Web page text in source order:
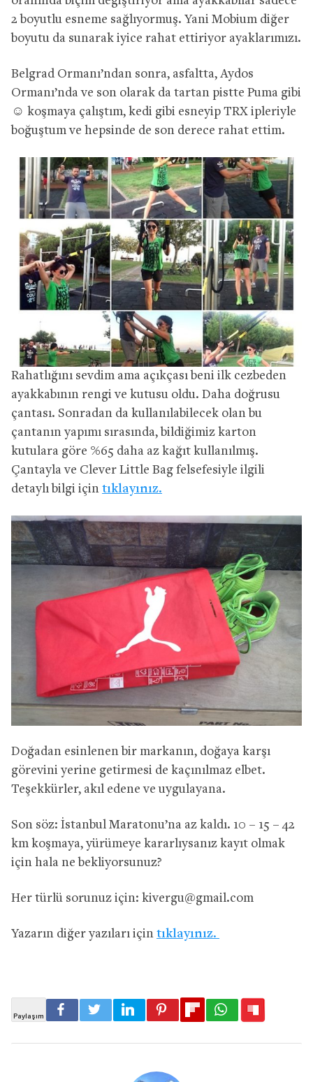
2 boyutlu esneme sağlıyormuş. Yani Mobium diğer
boyutu da sunarak iyice rahat ettiriyor ayaklarımızı.
Belgrad Ormanı’ndan sonra, asfaltta, Aydos
Ormanı’nda ve son olarak da tartan pistte Puma gibi
☺ koşmaya çalıştım, kedi gibi esneyip TRX ipleriyle
boğuştum ve hepsinde de son derece rahat ettim.
Rahatlığını sevdim ama açıkçası beni ilk cezbeden
ayakkabının rengi ve kutusu oldu. Daha doğrusu
çantası. Sonradan da kullanılabilecek olan bu
çantanın yapımı sırasında, bildiğimiz karton
kutulara göre %65 daha az kağıt kullanılmış.
Çantayla ve Clever Little Bag felsefesiyle ilgili
detaylı bilgi için tıklayınız.
Doğadan esinlenen bir markanın, doğaya karşı
görevini yerine getirmesi de kaçınılmaz elbet.
Teşekkürler, akıl edene ve uygulayana.
Son söz: İstanbul Maratonu’na az kaldı. 10 – 15 – 42
km koşmaya, yürümeye kararlıysanız kayıt olmak
için hala ne bekliyorsunuz?
Her türlü sorunuz için: kivergu@gmail.com
Yazarın diğer yazıları için tıklayınız.